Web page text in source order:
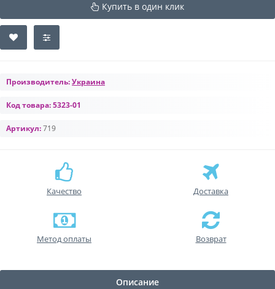
Купить в один клик
Производитель:Украина
Код товара:5323-01
Артикул:719
Качество Доставка
Метод оплаты Возврат
Описание